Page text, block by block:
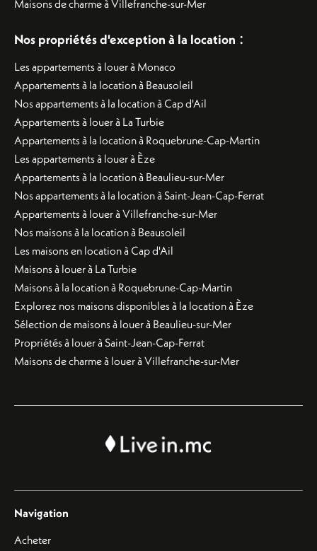
Maisons de charme à Villefranche-sur-Mer
Nos propriétés d'exception à la location :
Les appartements à louer à Monaco
Appartements à la location à Beausoleil
Nos appartements à la location à Cap d'Ail
Appartements à louer à La Turbie
Appartements à la location à Roquebrune-Cap-Martin
Les appartements à louer à Èze
Appartements à la location à Beaulieu-sur-Mer
Nos appartements à la location à Saint-Jean-Cap-Ferrat
Appartements à louer à Villefranche-sur-Mer
Nos maisons à la location à Beausoleil
Les maisons en location à Cap d'Ail
Maisons à louer à La Turbie
Maisons à la location à Roquebrune-Cap-Martin
Explorez nos maisons disponibles à la location à Èze
Sélection de maisons à louer à Beaulieu-sur-Mer
Propriétés à louer à Saint-Jean-Cap-Ferrat
Maisons de charme à louer à Villefranche-sur-Mer
Navigation
Acheter